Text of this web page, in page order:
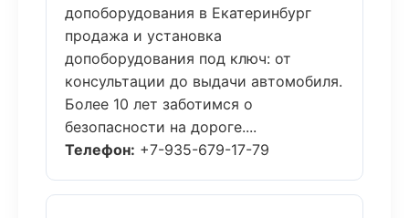
допоборудования в Екатеринбург
продажа и установка
допоборудования под ключ: от
консультации до выдачи автомобиля.
Более 10 лет заботимся о
безопасности на дороге....
Телефон: +7-935-679-17-79